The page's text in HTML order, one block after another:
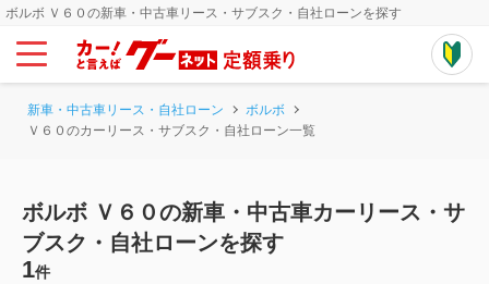
ボルボ Ｖ６０の新車・中古車リース・サブスク・自社ローンを探す
新車・中古車リース・自社ローン
ボルボ
Ｖ６０のカーリース・サブスク・自社ローン一覧
ボルボ Ｖ６０の新車・中古車カーリース・サ
ブスク・自社ローンを探す
1件